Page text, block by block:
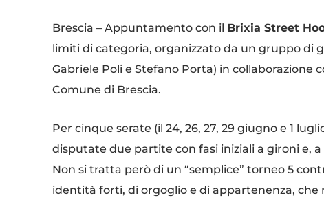
Brescia – Appuntamento con il Brixia Street
limiti di categoria, organizzato da un gruppo di
Gabriele Poli e Stefano Porta) in collaborazione
Comune di Brescia.
Per cinque serate (il 24, 26, 27, 29 giugno e 1
disputate due partite con fasi iniziali a gironi e, a
Non si tratta però di un “semplice” torneo 5
identità forti, di orgoglio e di appartenenza,